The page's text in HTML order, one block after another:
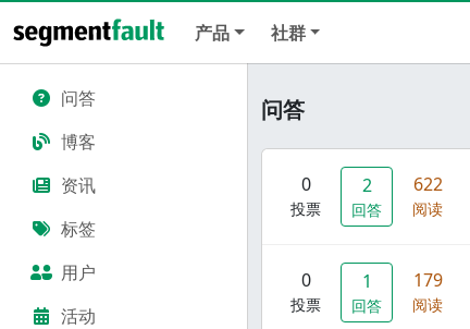
产品 社群
问答
博客
资讯
标签
用户
活动
问答
0
投票
2
回答
622
阅读
0
投票
1
回答
179
阅读